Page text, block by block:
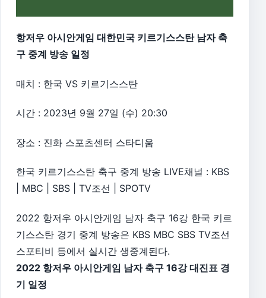
항저우 아시안게임 대한민국 키르기스스탄 남자 축
구 중계 방송 일정
매치 : 한국 VS 키르기스스탄
시간 : 2023년 9월 27일 (수) 20:30
장소 : 진화 스포츠센터 스타디움
한국 키르기스스탄 축구 중계 방송 LIVE채널 : KBS
| MBC | SBS | TV조선 | SPOTV
2022 항저우 아시안게임 남자 축구 16강 한국 키르
기스스탄 경기 중계 방송은 KBS MBC SBS TV조선
스포티비 등에서 실시간 생중계된다.
2022 항저우 아시안게임 남자 축구 16강 대진표 경
기 일정